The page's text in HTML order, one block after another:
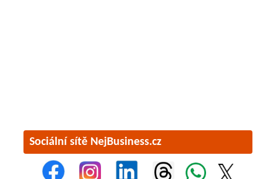
Sociální sítě NejBusiness.cz